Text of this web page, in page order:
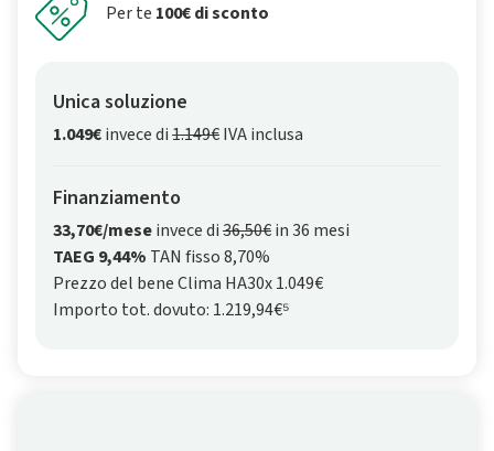
Per te 100€ di sconto
Unica soluzione
1.049€invece di1.149€IVA inclusa
Finanziamento
33,70€/meseinvece di36,50€in 36 mesi
TAEG 9,44% TAN fisso 8,70%
Prezzo del bene Clima HA30x 1.049€
Importo tot. dovuto: 1.219,94€⁵